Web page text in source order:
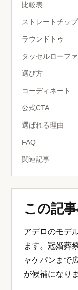
比較表
ストレートチップ
ラウンドトゥ
タッセルローフ
選び方
コーディネート
公式CTA
選ばれる理由
FAQ
関連記事
この記
アデロのモデ
ます。冠婚葬
ャケパンまで
が候補になり